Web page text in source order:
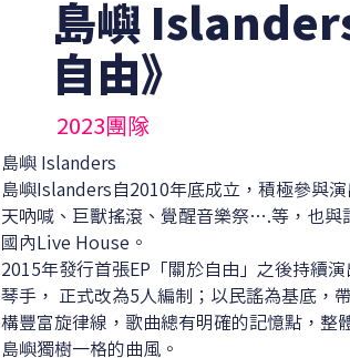
島嶼
自由》
2023團隊
島嶼 Islanders
島嶼Islanders自2010年底成立，積極參與
天吶喊、巨獸搖滾、覺醒音樂祭….等，也與
國內Live House。
2015年發行首張EP「關於自由」之後持續
琴手， 正式改為5人編制；以民謠為基底，
構豐富旋律線，歌曲總有明確的記憶點，整
島嶼獨樹一格的曲風。